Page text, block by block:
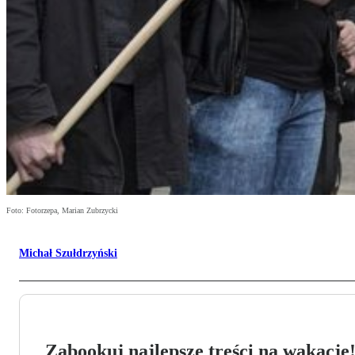
Foto: Fotorzepa, Marian Zubrzycki
Michał Szułdrzyński